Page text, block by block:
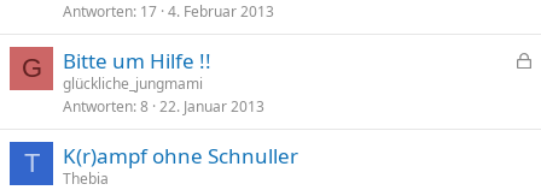
Antworten 17 4. Februar 2013
G
p
Bitte um Hilfe !!
glückliche_jungmami
Antworten 8 22. Januar 2013
T K(r)ampf ohne Schnuller
Thebia